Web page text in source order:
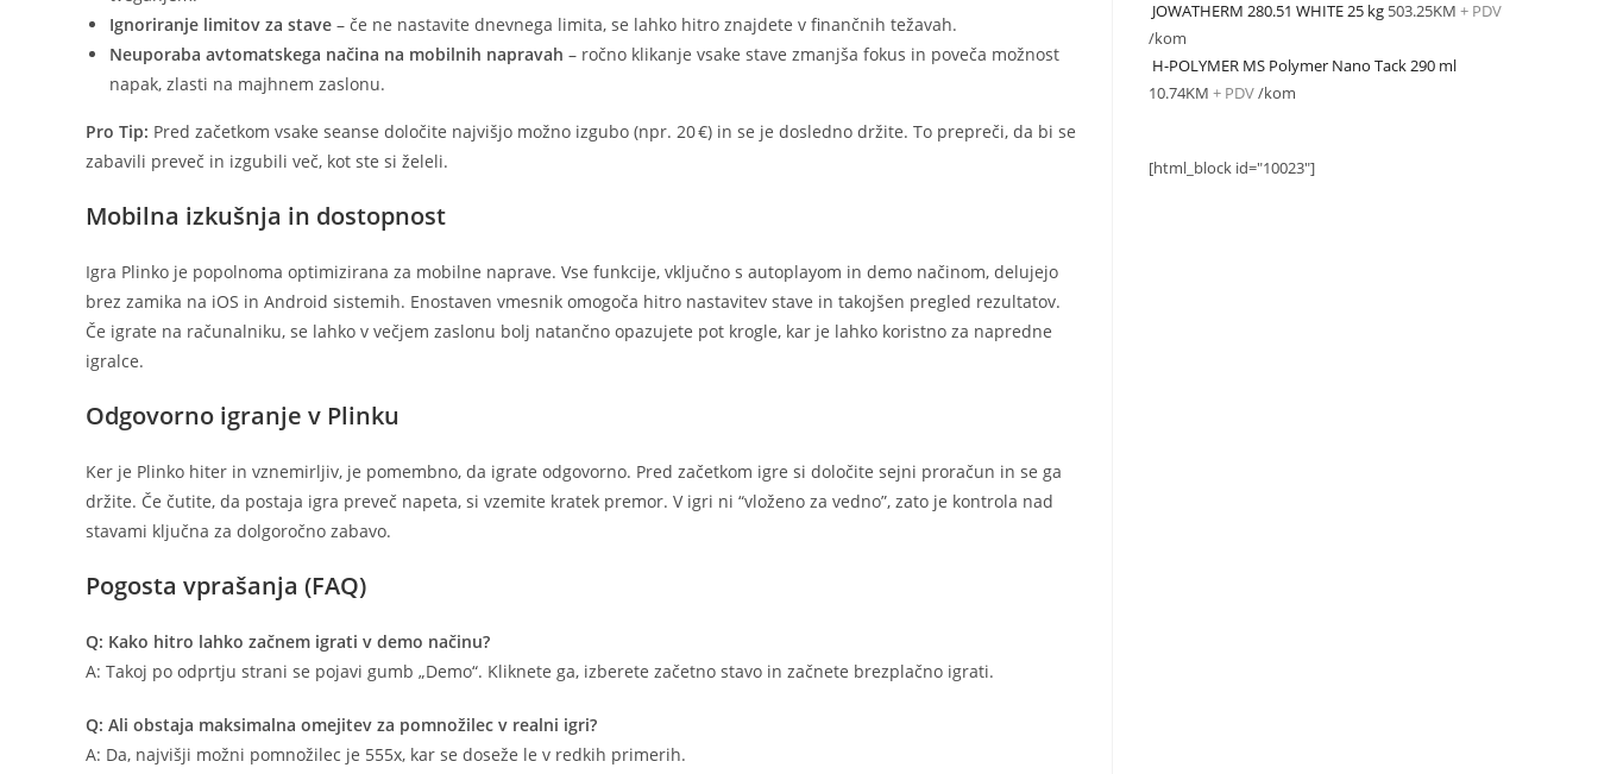
Ignoriranje limitov za stave – če ne nastavite dnevnega limita, se lahko hitro znajdete v finančnih težavah.
Neuporaba avtomatskega načina na mobilnih napravah – ročno klikanje vsake stave zmanjša fokus in poveča možnost
napak, zlasti na majhnem zaslonu.
Pro Tip: Pred začetkom vsake seanse določite najvišjo možno izgubo (npr. 20 €) in se je dosledno držite. To prepreči, da bi se
zabavili preveč in izgubili več, kot ste si želeli.
Mobilna izkušnja in dostopnost
Igra Plinko je popolnoma optimizirana za mobilne naprave. Vse funkcije, vključno s autoplayom in demo načinom, delujejo
brez zamika na iOS in Android sistemih. Enostaven vmesnik omogoča hitro nastavitev stave in takojšen pregled rezultatov.
Če igrate na računalniku, se lahko v večjem zaslonu bolj natančno opazujete pot krogle, kar je lahko koristno za napredne
igralce.
Odgovorno igranje v Plinku
Ker je Plinko hiter in vznemirljiv, je pomembno, da igrate odgovorno. Pred začetkom igre si določite sejni proračun in se ga
držite. Če čutite, da postaja igra preveč napeta, si vzemite kratek premor. V igri ni “vloženo za vedno”, zato je kontrola nad
stavami ključna za dolgoročno zabavo.
Pogosta vprašanja (FAQ)
Q: Kako hitro lahko začnem igrati v demo načinu?
A: Takoj po odprtju strani se pojavi gumb „Demo“. Kliknete ga, izberete začetno stavo in začnete brezplačno igrati.
Q: Ali obstaja maksimalna omejitev za pomnožilec v realni igri?
A: Da, najvišji možni pomnožilec je 555x, kar se doseže le v redkih primerih.
JOWATHERM 280.51 WHITE 25 kg 503.25KM + PDV
/kom
H-POLYMER MS Polymer Nano Tack 290 ml
10.74KM + PDV/kom
[html_block id="10023"]